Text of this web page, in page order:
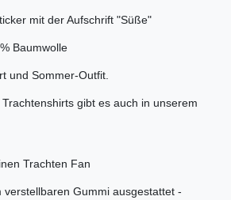
mit der Aufschrift "Süße"
Baumwolle
und Sommer-Outfit.
gibt es auch in unserem
Trachten Fan
verstellbaren Gummi ausgestattet -